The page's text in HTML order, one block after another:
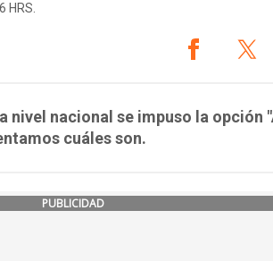
HRS.
nivel nacional se impuso la opción
cuáles son.
PUBLICIDAD